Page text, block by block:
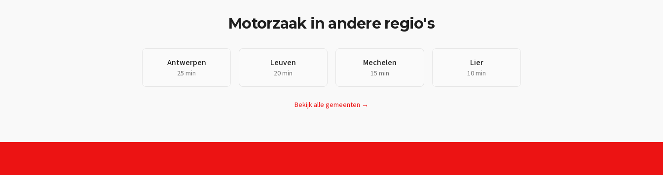
Motorzaakin andere regio's
Antwerpen
25 min
Leuven
20 min
Mechelen
15 min
Lier
10 min
Bekijk alle gemeenten →